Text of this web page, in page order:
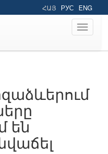
ՀԱՅ РУС ENG
Toggle
են